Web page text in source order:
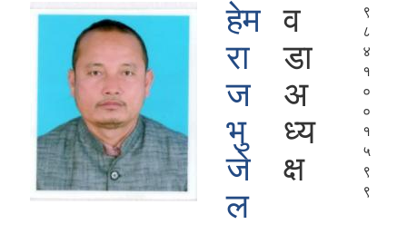
हेम
रा
ज
भु
जे
ल
व
डा
अ
ध्य
क्ष
९
८
४
१
०
०
१
५
९
९